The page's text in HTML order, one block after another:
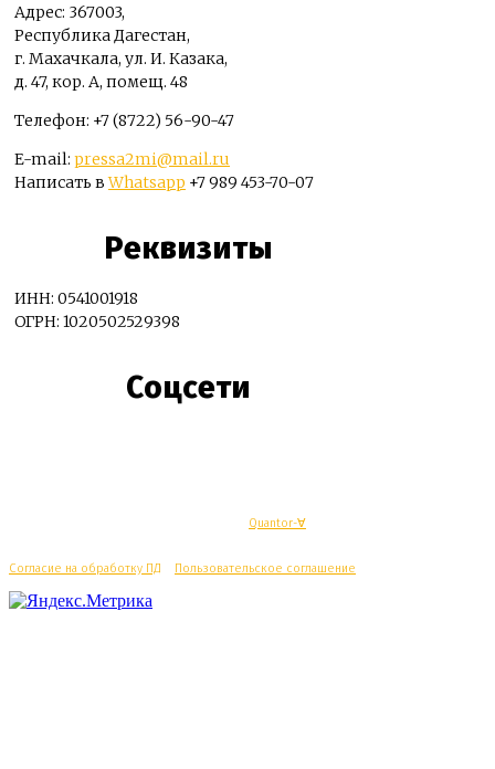
Адрес: 367003,
Республика Дагестан,
г. Махачкала, ул. И. Казака,
д. 47, кор. А, помещ. 48
Телефон: +7 (8722) 56-90-47
E-mail: pressa2mi@mail.ru
Написать вWhatsapp +7 989 453-70-07
Реквизиты
ИНН: 0541001918
ОГРН: 1020502529398
Соцсети
Quantor-∀
Согласие на обработку ПД Пользовательское соглашение